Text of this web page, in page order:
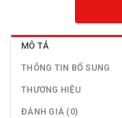
MÔ TẢ
THÔNG TIN BỔ SUNG
THƯƠNG HIỆU
ĐÁNH GIÁ (0)